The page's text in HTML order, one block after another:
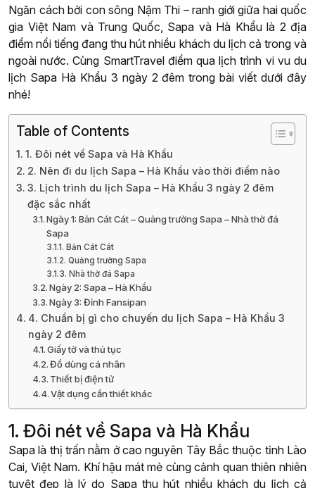
Ngăn cách bởi con sông Nậm Thi – ranh giới giữa hai quốc
gia Việt Nam và Trung Quốc, Sapa và Hà Khẩu là 2 địa
điểm nổi tiếng đang thu hút nhiều khách du lịch cả trong và
ngoài nước. Cùng SmartTravel điểm qua lịch trình vi vu du
lịch Sapa Hà Khẩu 3 ngày 2 đêm trong bài viết dưới đây
nhé!
Table of Contents
1. Đôi nét về Sapa và Hà Khẩu
2. Nên đi du lịch Sapa – Hà Khẩu vào thời điểm nào
3. Lịch trình du lịch Sapa – Hà Khẩu 3 ngày 2 đêm
đặc sắc nhất
Ngày 1: Bản Cát Cát – Quảng trường Sapa – Nhà thờ đá
Sapa
Bản Cát Cát
Quảng trường Sapa
Nhà thờ đá Sapa
Ngày 2: Sapa – Hà Khẩu
Ngày 3: Đỉnh Fansipan
4. Chuẩn bị gì cho chuyến du lịch Sapa – Hà Khẩu 3
ngày 2 đêm
Giấy tờ và thủ tục
Đồ dùng cá nhân
Thiết bị điện tử
Vật dụng cần thiết khác
1. Đôi nét về Sapa và Hà Khẩu
Sapa là thị trấn nằm ở cao nguyên Tây Bắc thuộc tỉnh Lào
Cai, Việt Nam. Khí hậu mát mẻ cùng cảnh quan thiên nhiên
tuyệt đẹp là lý do Sapa thu hút nhiều khách du lịch cả